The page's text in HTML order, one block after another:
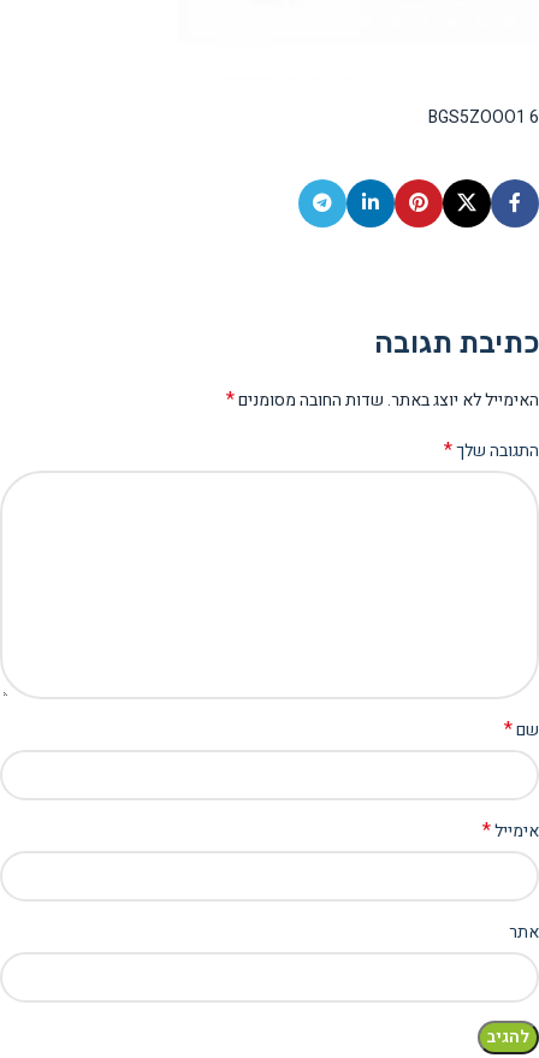
BGS5ZOOO1 6
כתיבת תגובה
האימייל לא יוצג באתר.שדות החובה מסומנים*
התגובה שלך*
שם*
אימייל*
אתר